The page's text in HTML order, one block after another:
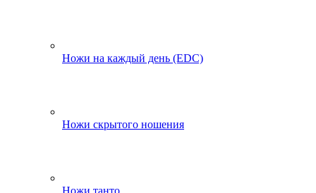
Ножи на каждый день (EDC)
Ножи скрытого ношения
Ножи танто